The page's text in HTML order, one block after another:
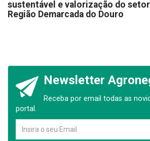
sustentável e valorização do
Região Demarcada do Douro
Newsletter
Receba por email todas as
portal.